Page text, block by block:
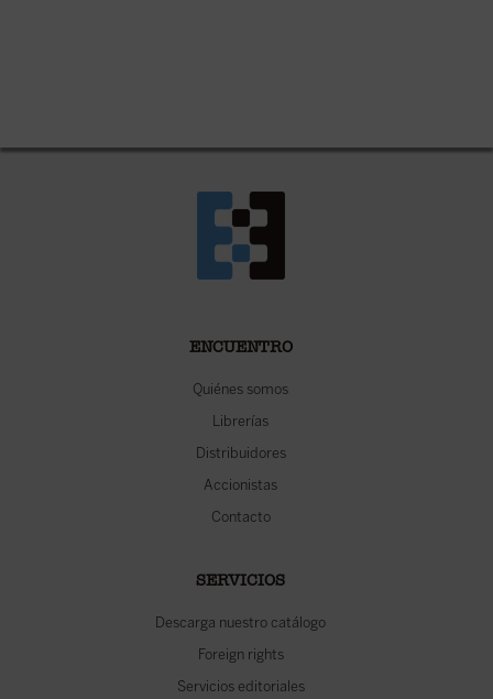
ENCUENTRO
Quiénes somos
Librerías
Distribuidores
Accionistas
Contacto
SERVICIOS
Descarga nuestro catálogo
Foreign rights
Servicios editoriales